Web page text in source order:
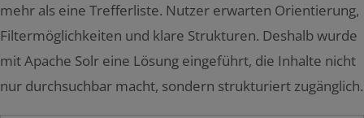
mehr als eine Trefferliste. Nutzer erwarten Orientierung,
Filtermöglichkeiten und klare Strukturen. Deshalb wurde
mit Apache Solr eine Lösung eingeführt, die Inhalte nicht
nur durchsuchbar macht, sondern strukturiert zugänglich.